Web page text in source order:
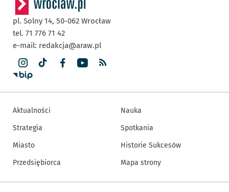
pl. Solny 14, 50-062 Wrocław
tel. 71 776 71 42
e-mail: redakcja@araw.pl
Aktualności
Strategia
Miasto
Przedsiębiorca
Nauka
Spotkania
Historie Sukcesów
Mapa strony